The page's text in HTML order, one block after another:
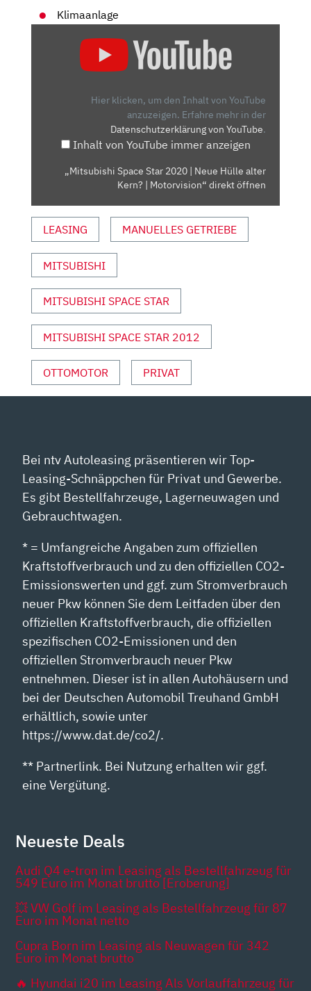
Klimaanlage
ALTER
VON
YOUTUBE
Hier klicken, um den Inhalt von YouTube
anzuzeigen. Erfahre mehr in der
Datenschutzerklärung von YouTube.
Inhalt von YouTube immer anzeigen
„Mitsubishi Space Star 2020 | Neue Hülle alter
Kern? | Motorvision“ direkt öffnen
LEASING MANUELLES GETRIEBE
MITSUBISHI
MITSUBISHI SPACE STAR
MITSUBISHI SPACE STAR 2012
OTTOMOTOR PRIVAT
Bei ntv Autoleasing präsentieren wir Top-
Leasing-Schnäppchen für Privat und Gewerbe.
Es gibt Bestellfahrzeuge, Lagerneuwagen und
Gebrauchtwagen.
* = Umfangreiche Angaben zum offiziellen
Kraftstoffverbrauch und zu den offiziellen CO2-
Emissionswerten und ggf. zum Stromverbrauch
neuer Pkw können Sie dem Leitfaden über den
offiziellen Kraftstoffverbrauch, die offiziellen
spezifischen CO2-Emissionen und den
offiziellen Stromverbrauch neuer Pkw
entnehmen. Dieser ist in allen Autohäusern und
bei der Deutschen Automobil Treuhand GmbH
erhältlich, sowie unter
https://www.dat.de/co2/.
** Partnerlink. Bei Nutzung erhalten wir ggf.
eine Vergütung.
Neueste Deals
Audi Q4 e-tron im Leasing als Bestellfahrzeug für
549 Euro im Monat brutto [Eroberung]
💥 VW Golf im Leasing als Bestellfahrzeug für 87
Euro im Monat netto
Cupra Born im Leasing als Neuwagen für 342
Euro im Monat brutto
🔥 Hyundai i20 im Leasing Als Vorlauffahrzeug für